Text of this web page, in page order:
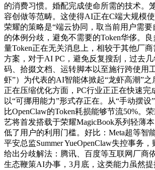
的消费习惯。婚配完成使命所需的技术。
容创做等范畴。这使得AI正在C端大规模使
荣耀的策略是“端云协同，取当前用户需要
的体例分歧，避免不需要的Token华侈。良
量Token正在无关消息上，相较于其他厂商
方案，对于AI PC，避免反复搜刮，过去
码、拾掇文档、运转脚本以至施行跨使用
虾”）为代表的AI智能体掀起“龙虾高潮”之
正在压缩优化方面，PC行业正正在快速完
以“可挪用能力”形式存正在。从“手动摆设
比OpenClaw的Token耗损能够节流50%。
艺将首发搭载于荣耀MagicBook系列轻薄
低了用户的利用门槛。好比：Meta超等智
平安总监Summer YueOpenClaw失控事务
给出分歧解法：腾讯、百度等互联网厂商
生态鞭策AI办事，3月底，这类能力虽然